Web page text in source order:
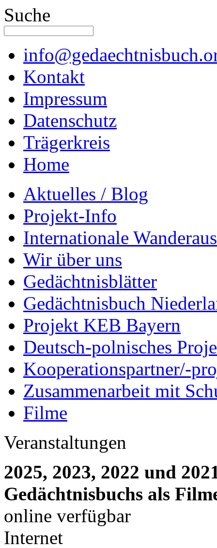
Suche
Kontakt
Impressum
Datenschutz
Trägerkreis
Home
Aktuelles / Blog
Projekt-Info
Internationale
Wir über uns
Gedächtnisblätter
Gedächtnisbuch
Projekt KEB Bayern
Deutsch-polnisches
Kooperationspartner/-
Zusammenarbeit mit
Filme
Veranstaltungen
2025, 2023, 2022 und
Gedächtnisbuchs als
online verfügbar
Internet